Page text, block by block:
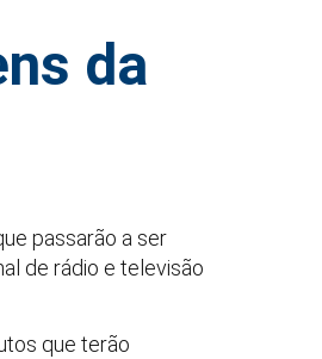
da
passarão a ser
de rádio e televisão
que terão